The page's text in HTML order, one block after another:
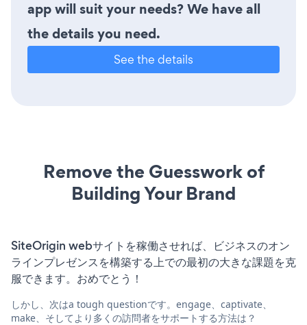
app will suit your needs? We have all
the details you need.
See the details
Remove the Guesswork of
Building Your Brand
SiteOrigin webサイトを稼働させれば、ビジネスのオン
ラインプレゼンスを構築する上での最初の大きな課題を克
服できます。おめでとう！
しかし、次はa tough questionです。engage、captivate、
make、そしてより多くの訪問者をサポートする方法は？